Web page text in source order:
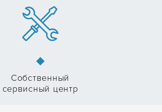
Собственный
сервисный центр